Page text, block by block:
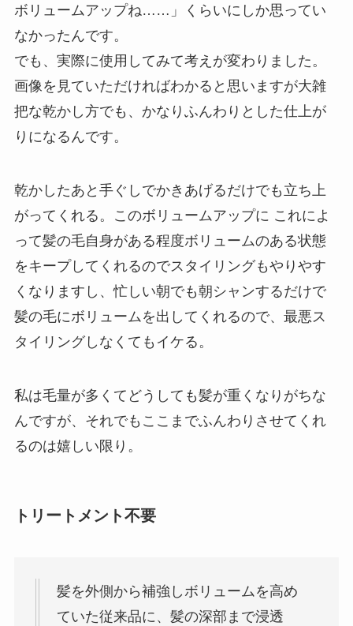
ボリュームアップね……」くらいにしか思ってい
なかったんです。
でも、実際に使用してみて考えが変わりました。
画像を見ていただければわかると思いますが大雑
把な乾かし方でも、かなりふんわりとした仕上が
りになるんです。
乾かしたあと手ぐしでかきあげるだけでも立ち上
がってくれる。このボリュームアップに これによ
って髪の毛自身がある程度ボリュームのある状態
をキープしてくれるのでスタイリングもやりやす
くなりますし、忙しい朝でも朝シャンするだけで
髪の毛にボリュームを出してくれるので、最悪ス
タイリングしなくてもイケる。
私は毛量が多くてどうしても髪が重くなりがちな
んですが、それでもここまでふんわりさせてくれ
るのは嬉しい限り。
トリートメント不要
髪を外側から補強しボリュームを高め
ていた従来品に、髪の深部まで浸透